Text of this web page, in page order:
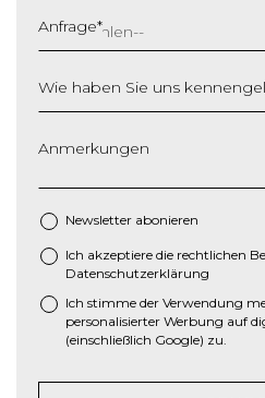
ä
g
t
r
i
h
M
S
h
g
Anfrage*
Wie haben Sie uns
Anmerkungen
Newsletter abonieren
* Ich akzeptiere die rechtlichen
Datenschutzerklärung
Ich stimme der Verwendung
personalisierter Werbung auf
(einschließlich Google) zu.